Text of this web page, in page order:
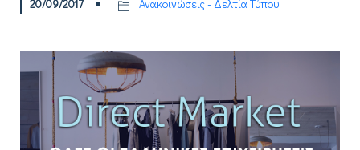
20/09/2017 Ανακοινώσεις - Δελτία Τύπου